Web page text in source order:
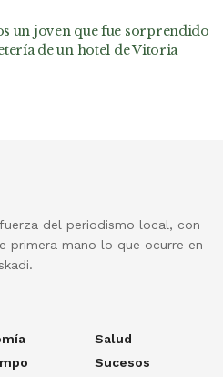
un joven que fue sorprendido
de un hotel de Vitoria
del periodismo local, con
primera mano lo que ocurre en
Salud
Sucesos